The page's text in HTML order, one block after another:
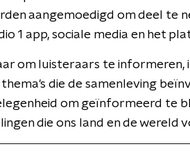
aangemoedigd om deel te
1 app, sociale media en het
om luisteraars te informeren,
die de samenleving
om geïnformeerd te
die ons land en de wereld